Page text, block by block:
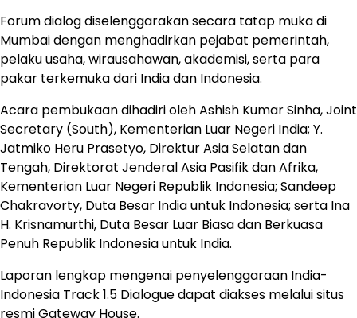
Forum dialog diselenggarakan secara tatap muka di
Mumbai dengan menghadirkan pejabat pemerintah,
pelaku usaha, wirausahawan, akademisi, serta para
pakar terkemuka dari India dan Indonesia.
Acara pembukaan dihadiri oleh Ashish Kumar Sinha, Joint
Secretary (South), Kementerian Luar Negeri India; Y.
Jatmiko Heru Prasetyo, Direktur Asia Selatan dan
Tengah, Direktorat Jenderal Asia Pasifik dan Afrika,
Kementerian Luar Negeri Republik Indonesia; Sandeep
Chakravorty, Duta Besar India untuk Indonesia; serta Ina
H. Krisnamurthi, Duta Besar Luar Biasa dan Berkuasa
Penuh Republik Indonesia untuk India.
Laporan lengkap mengenai penyelenggaraan India-
Indonesia Track 1.5 Dialogue dapat diakses melalui situs
resmi Gateway House.